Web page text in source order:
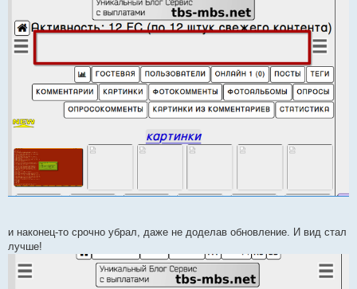
и наконец-то срочно убрал, даже не доделав обновление. И вид стал
лучше!